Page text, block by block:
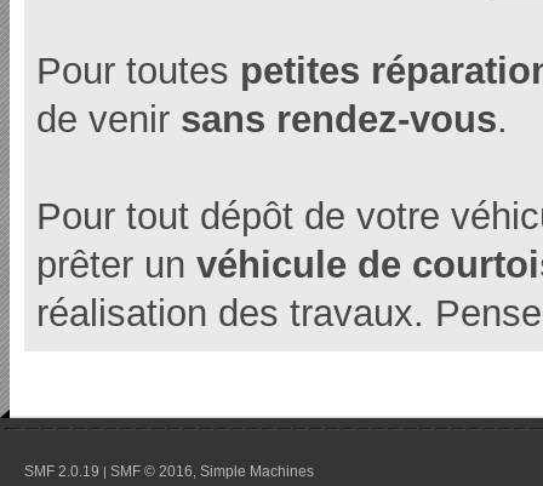
Pour toutes petites
de venir sans rendez-vous.
Pour tout dépôt de votre
prêter unvéhicule de
réalisation des travaux.
SMF 2.0.19 | SMF © 2016 Simple Machines